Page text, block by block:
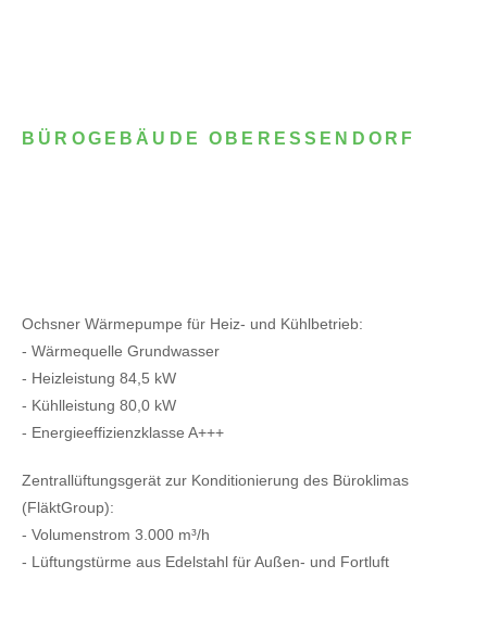
BÜROGEBÄUDE OBERESSENDORF
Ochsner Wärmepumpe für Heiz- und Kühlbetrieb:
- Wärmequelle Grundwasser
- Heizleistung 84,5 kW
- Kühlleistung 80,0 kW
- Energieeffizienzklasse A+++
Zentrallüftungsgerät zur Konditionierung des Büroklimas
(FläktGroup):
- Volumenstrom 3.000 m³/h
- Lüftungstürme aus Edelstahl für Außen- und Fortluft